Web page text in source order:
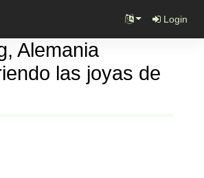
Login
Alemania
las joyas de